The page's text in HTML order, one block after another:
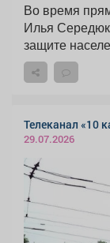
Во время
Илья Середюк
защите
Телеканал «10
29.07.2026